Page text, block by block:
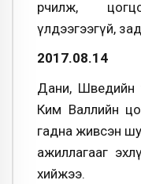
өөрчилж,
үлдээгээгүй,
2017.08.14
Дани, Шведийн
Ким Валлийн
гадна живсэн
ажиллагааг
хийжээ.